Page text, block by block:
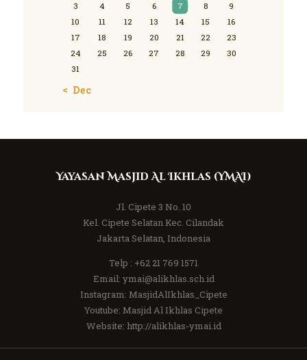
3
4 5 6 7 8
9
10
11 12 13 14 15
16
17
18 19 20 21 22
23
24
25 26 27 28 29
30
31
« Dec
Yayasan Masjid Al Ikhlas (YMAI)
Jl. Cipete 3 No. 10
Kel. Cipete Selatan Kec. Cilandak
Jakarta Selatan, Indonesia
Telp : +62 21 769 1571
Email: ymai@alikhlas.sch.id
Instagram: MasjidAlIkhlas_Cipete
Youtube: Masjid Al Ikhlas Cipete
Website: http://alikhlas-ymai.id